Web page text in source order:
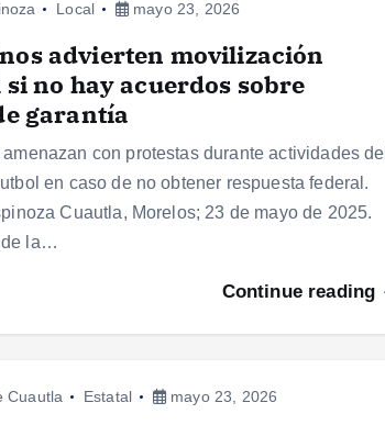
Local mayo 23, 2026
advierten movilización
no hay acuerdos sobre
garantía
con protestas durante actividades del
en caso de no obtener respuesta federal.
Cuautla, Morelos; 23 de mayo de 2025.
de la…
Continue reading
Cuautla Estatal mayo 23, 2026